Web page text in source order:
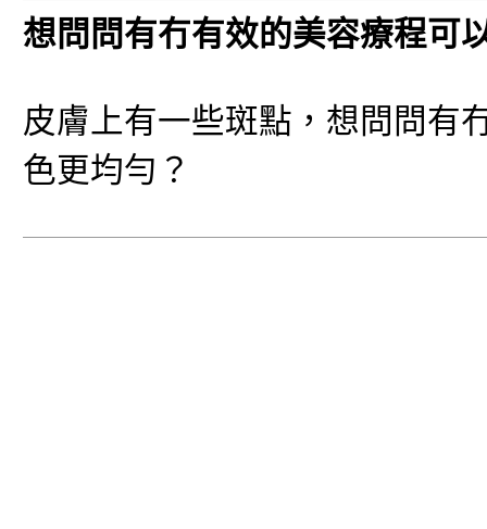
想問問有冇有效的美容療程可
皮膚上有一些斑點，想問問有
色更均勻？